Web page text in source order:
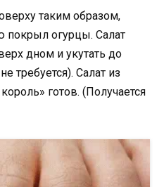
таким образом,
покрыл огурцы. Салат
дном и укутать до
требуется). Салат из
готов. (Получается